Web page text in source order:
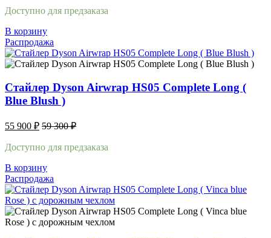
Доступно для предзаказа
В корзину
Распродажа
Стайлер Dyson Airwrap HS05 Complete Long (
Blue Blush )
55 900 ₽ 59 300₽
Доступно для предзаказа
В корзину
Распродажа